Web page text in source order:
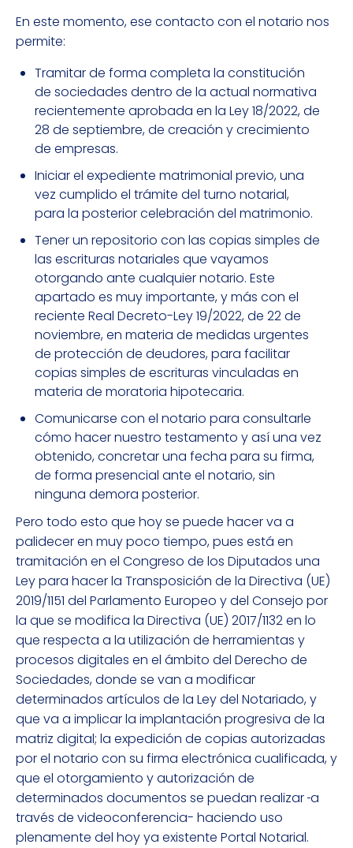
En este momento, ese contacto con el notario nos
permite:
Tramitar de forma completa la constitución
de sociedades dentro de la actual normativa
recientemente aprobada en la Ley 18/2022, de
28 de septiembre, de creación y crecimiento
de empresas.
Iniciar el expediente matrimonial previo, una
vez cumplido el trámite del turno notarial,
para la posterior celebración del matrimonio.
Tener un repositorio con las copias simples de
las escrituras notariales que vayamos
otorgando ante cualquier notario. Este
apartado es muy importante, y más con el
reciente Real Decreto-Ley 19/2022, de 22 de
noviembre, en materia de medidas urgentes
de protección de deudores, para facilitar
copias simples de escrituras vinculadas en
materia de moratoria hipotecaria.
Comunicarse con el notario para consultarle
cómo hacer nuestro testamento y así una vez
obtenido, concretar una fecha para su firma,
de forma presencial ante el notario, sin
ninguna demora posterior.
Pero todo esto que hoy se puede hacer va a
palidecer en muy poco tiempo, pues está en
tramitación en el Congreso de los Diputados una
Ley para hacer la Transposición de la Directiva (UE)
2019/1151 del Parlamento Europeo y del Consejo por
la que se modifica la Directiva (UE) 2017/1132 en lo
que respecta a la utilización de herramientas y
procesos digitales en el ámbito del Derecho de
Sociedades, donde se van a modificar
determinados artículos de la Ley del Notariado, y
que va a implicar la implantación progresiva de la
matriz digital; la expedición de copias autorizadas
por el notario con su firma electrónica cualificada, y
que el otorgamiento y autorización de
determinados documentos se puedan realizar a
través de videoconferencia- haciendo uso
plenamente del hoy ya existente Portal Notarial.